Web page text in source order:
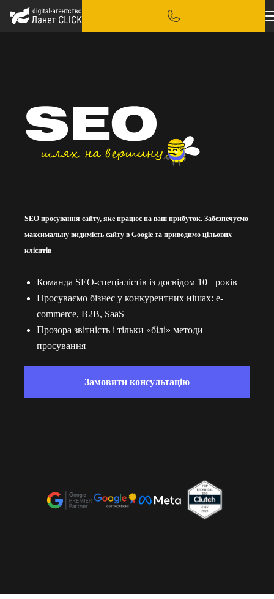
SEO просування сайту, яке працює на ваш прибуток. Забезпечуємо
максимальну видимість сайту в Google та приводимо цільових
клієнтів
Команда SEO-спеціалістів із досвідом 10+ років
Просуваємо бізнес у конкурентних нішах: e-
commerce, B2B, SaaS
Прозора звітність і тільки «білі» методи
просування
Замовити консультацію